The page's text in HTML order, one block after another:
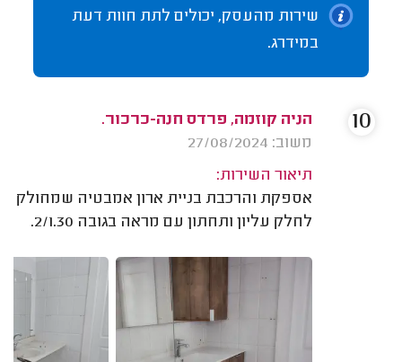
שירות מהעסק, יכולים לתת חוות דעת
במידרג.
הניה קוזמה, פרדס חנה-כרכור.
משוב: 27/08/2024
תיאור השירות:
אספקת והרכבת בניית ארון אמבטיה שמחולק
לחלק עליון ותחתון עם מראה בגובה 2/1.30.
10